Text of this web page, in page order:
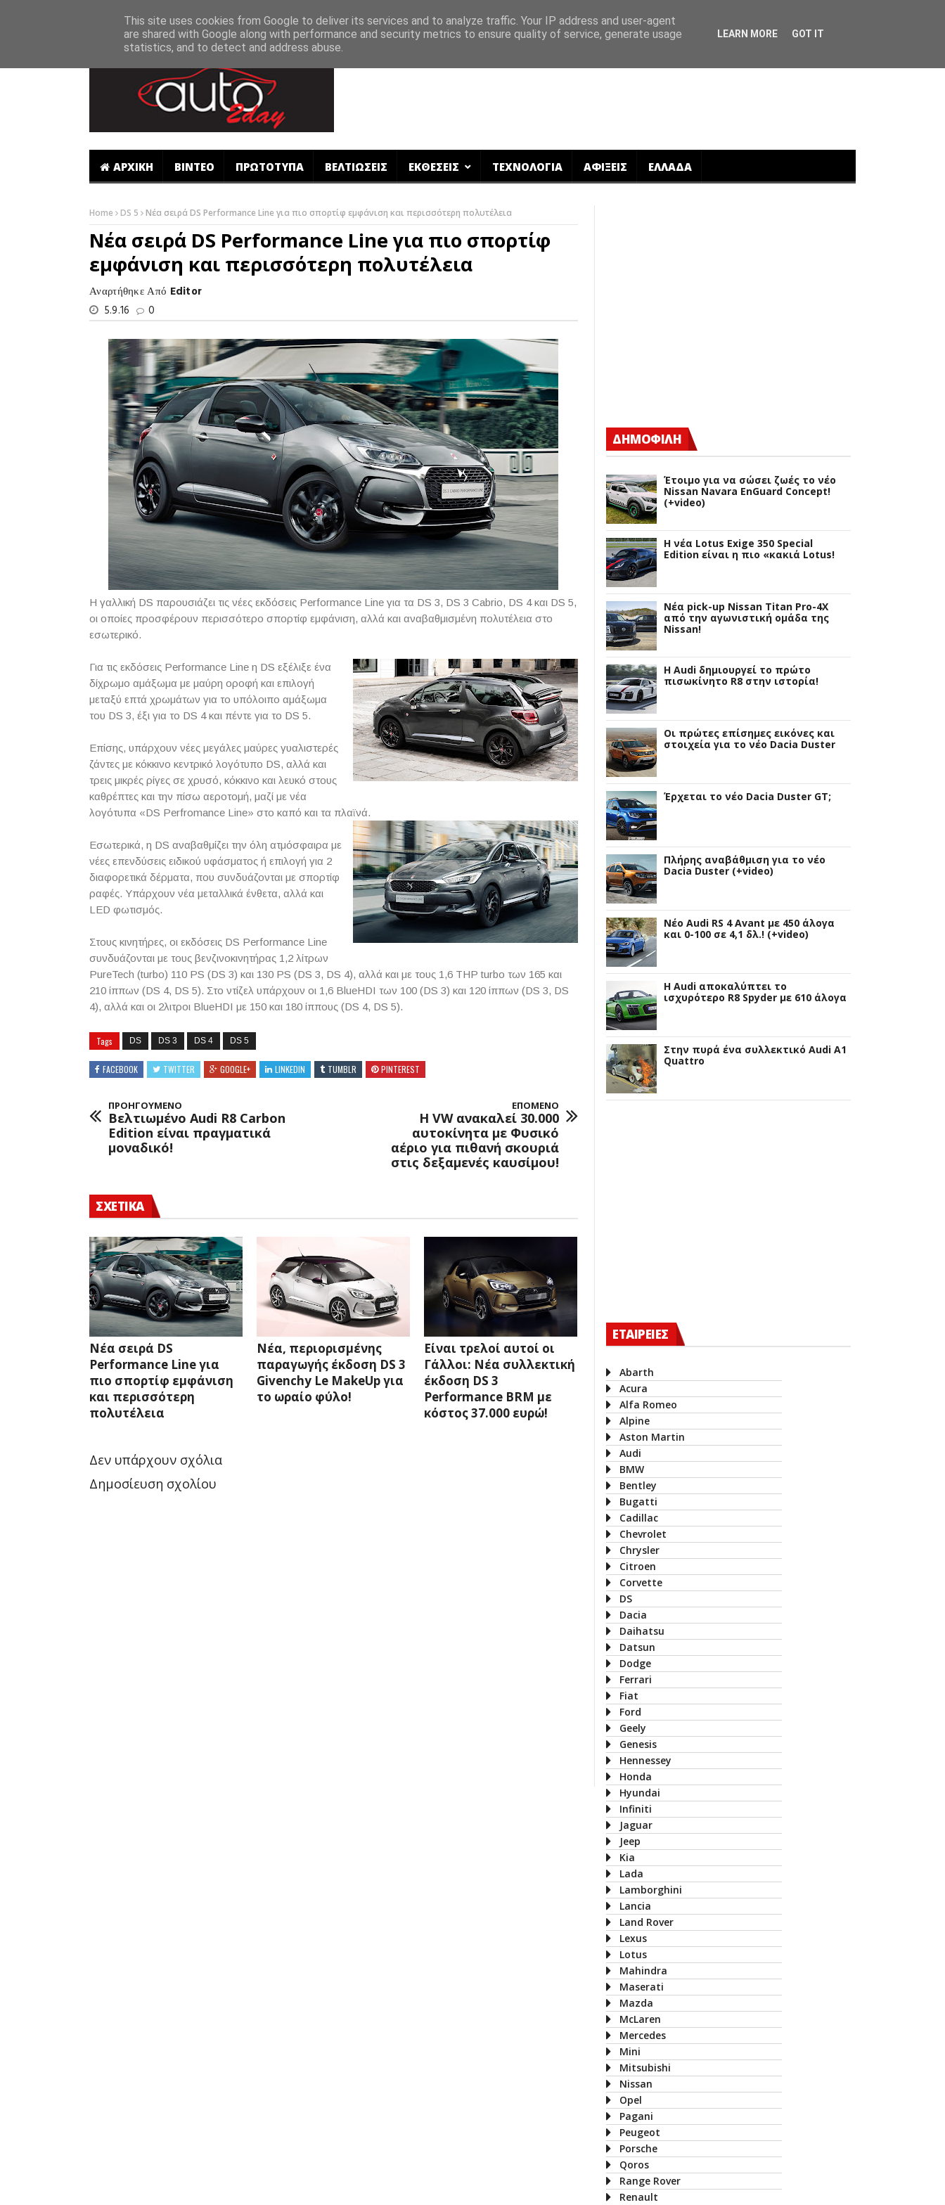
ΑΡΧΙΚΗ ΒΙΝΤΕΟ ΠΡΩΤΟΤΥΠΑ ΒΕΛΤΙΩΣΕΙΣ ΕΚΘΕΣΕΙΣ ΤΕΧΝΟΛΟΓΙΑ ΑΦΙΞΕΙΣ ΕΛΛΑΔΑ
Home DS 5 Νέα σειρά DS Performance Line για πιο σπορτίφ εμφάνιση και περισσότερη πολυτέλεια
Νέα σειρά DS Performance Line για πιο σπορτίφ
εμφάνιση και περισσότερη πολυτέλεια
Αναρτήθηκε Από Editor
5.9.16
0
Η γαλλική DS παρουσιάζει τις νέες εκδόσεις Performance Line για τα DS 3, DS 3 Cabrio, DS 4 και DS 5,
οι οποίες προσφέρουν περισσότερο σπορτίφ εμφάνιση, αλλά και αναβαθμισμένη πολυτέλεια στο
εσωτερικό.
Για τις εκδόσεις Performance Line η DS εξέλιξε ένα
δίχρωμο αμάξωμα με μαύρη οροφή και επιλογή
μεταξύ επτά χρωμάτων για το υπόλοιπο αμάξωμα
του DS 3, έξι για το DS 4 και πέντε για το DS 5.
Επίσης, υπάρχουν νέες μεγάλες μαύρες γυαλιστερές
ζάντες με κόκκινο κεντρικό λογότυπο DS, αλλά και
τρεις μικρές ρίγες σε χρυσό, κόκκινο και λευκό στους
καθρέπτες και την πίσω αεροτομή, μαζί με νέα
λογότυπα «DS Perfromance Line» στο καπό και τα πλαϊνά.
Εσωτερικά, η DS αναβαθμίζει την όλη ατμόσφαιρα με
νέες επενδύσεις ειδικού υφάσματος ή επιλογή για 2
διαφορετικά δέρματα, που συνδυάζονται με σπορτίφ
ραφές. Υπάρχουν νέα μεταλλικά ένθετα, αλλά και
LED φωτισμός.
Στους κινητήρες, οι εκδόσεις DS Performance Line
συνδυάζονται με τους βενζινοκινητήρας 1,2 λίτρων
PureTech (turbo) 110 PS (DS 3) και 130 PS (DS 3, DS 4), αλλά και με τους 1,6 THP turbo των 165 και
210 ίππων (DS 4, DS 5). Στο ντίζελ υπάρχουν οι 1,6 BlueHDI των 100 (DS 3) και 120 ίππων (DS 3, DS
4), αλλά και οι 2λιτροι BlueHDI με 150 και 180 ίππους (DS 4, DS 5).
Tags DS DS 3 DS 4 DS 5
FACEBOOK TWITTER GOOGLE+ LINKEDIN TUMBLR PINTEREST
ΠΡΟΗΓΟΥΜΕΝΟ
Βελτιωμένο Audi R8 Carbon
Edition είναι πραγματικά
μοναδικό!
ΕΠΟΜΕΝΟ
Η VW ανακαλεί 30.000
αυτοκίνητα με Φυσικό
αέριο για πιθανή σκουριά
στις δεξαμενές καυσίμου!
ΣΧΕΤΙΚΑ
Νέα σειρά DS
Performance Line για
πιο σπορτίφ εμφάνιση
και περισσότερη
πολυτέλεια
Νέα, περιορισμένης
παραγωγής έκδοση DS 3
Givenchy Le MakeUp για
το ωραίο φύλο!
Είναι τρελοί αυτοί οι
Γάλλοι: Νέα συλλεκτική
έκδοση DS 3
Performance BRM με
κόστος 37.000 ευρώ!
Δεν υπάρχουν σχόλια
Δημοσίευση σχολίου
ΔΗΜΟΦΙΛΗ
Έτοιμο για να σώσει ζωές το νέο
Nissan Navara EnGuard Concept!
(+video)
H νέα Lotus Exige 350 Special
Edition είναι η πιο «κακιά Lotus!
Νέα pick-up Nissan Titan Pro-4X
από την αγωνιστική ομάδα της
Nissan!
Η Audi δημιουργεί το πρώτο
πισωκίνητο R8 στην ιστορία!
Οι πρώτες επίσημες εικόνες και
στοιχεία για το νέο Dacia Duster
Έρχεται το νέο Dacia Duster GT;
Πλήρης αναβάθμιση για το νέο
Dacia Duster (+video)
Νέο Audi RS 4 Avant με 450 άλογα
και 0-100 σε 4,1 δλ.! (+video)
Η Audi αποκαλύπτει το
ισχυρότερο R8 Spyder με 610 άλογα
Στην πυρά ένα συλλεκτικό Audi A1
Quattro
ΕΤΑΙΡΕΙΕΣ
Abarth
Acura
Alfa Romeo
Alpine
Aston Martin
Audi
BMW
Bentley
Bugatti
Cadillac
Chevrolet
Chrysler
Citroen
Corvette
DS
Dacia
Daihatsu
Datsun
Dodge
Ferrari
Fiat
Ford
Geely
Genesis
Hennessey
Honda
Hyundai
Infiniti
Jaguar
Jeep
Kia
Lada
Lamborghini
Lancia
Land Rover
Lexus
Lotus
Mahindra
Maserati
Mazda
McLaren
Mercedes
Mini
Mitsubishi
Nissan
Opel
Pagani
Peugeot
Porsche
Qoros
Range Rover
Renault
This site uses cookies from Google to deliver its services and to analyze traffic. Your IP address and user-agent
are shared with Google along with performance and security metrics to ensure quality of service, generate usage
statistics, and to detect and address abuse.
LEARN MORE GOT IT